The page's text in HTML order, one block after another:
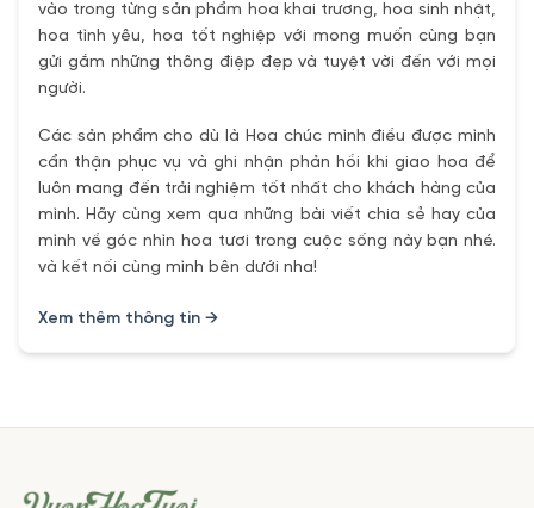
vào trong từng sản phẩm hoa khai trương, hoa sinh nhật,
hoa tình yêu, hoa tốt nghiệp với mong muốn cùng bạn
gửi gắm những thông điệp đẹp và tuyệt vời đến với mọi
người.
Các sản phẩm cho dù là Hoa chúc mình điều được mình
cẩn thận phục vụ và ghi nhận phản hồi khi giao hoa để
luôn mang đến trải nghiệm tốt nhất cho khách hàng của
mình. Hãy cùng xem qua những bài viết chia sẻ hay của
mình về góc nhìn hoa tươi trong cuộc sống này bạn nhé.
và kết nối cùng mình bên dưới nha!
Xem thêm thông tin →